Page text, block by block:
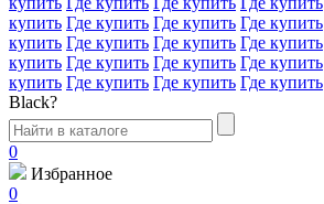
купить Где купить Где купить Где купить
купить Где купить Где купить Где купить
купить Где купить Где купить Где купить
купить Где купить Где купить Где купить
Black?
0
Избранное
0